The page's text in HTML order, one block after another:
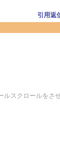
引用返
スクロールをさ